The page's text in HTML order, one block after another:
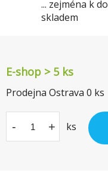
E-shop > 5 ks
Prodejna Ostrava 0 ks
- + ks
... zejména k
skladem